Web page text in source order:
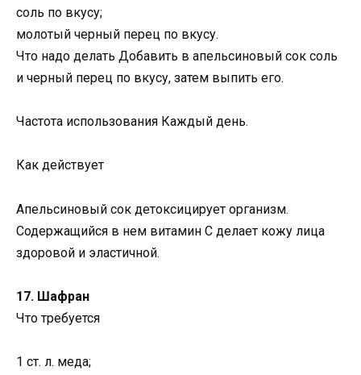
соль по вкусу;
молотый черный перец по вкусу.
Что надо делать Добавить в апельсиновый сок соль
и черный перец по вкусу, затем выпить его.
Частота использования Каждый день.
Как действует
Апельсиновый сок детоксицирует организм.
Содержащийся в нем витамин С делает кожу лица
здоровой и эластичной.
17. Шафран
Что требуется
1 ст. л. меда;